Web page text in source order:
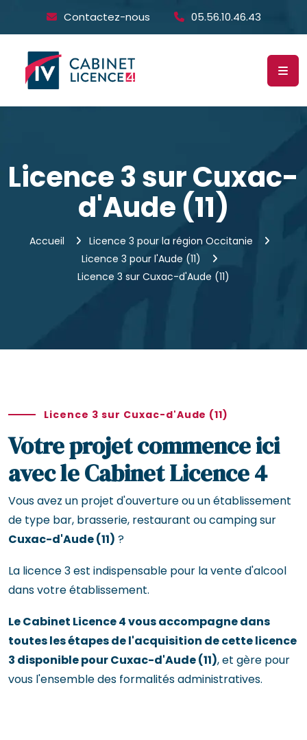
Contactez-nous 05.56.10.46.43
Licence 3 sur Cuxac-
d'Aude (11)
Accueil
Licence 3 pour la région Occitanie
Licence 3 pour l'Aude (11)
Licence 3 sur Cuxac-d'Aude (11)
Licence 3 sur Cuxac-d'Aude (11)
Votre projet commence ici
avec le Cabinet Licence 4
Vous avez un projet d'ouverture ou un établissement
de type bar, brasserie, restaurant ou camping sur
Cuxac-d'Aude (11) ?
La licence 3 est indispensable pour la vente d'alcool
dans votre établissement.
Le Cabinet Licence 4 vous accompagne dans
toutes les étapes de l'acquisition de cette licence
3 disponible pour Cuxac-d'Aude (11), et gère pour
vous l'ensemble des formalités administratives.